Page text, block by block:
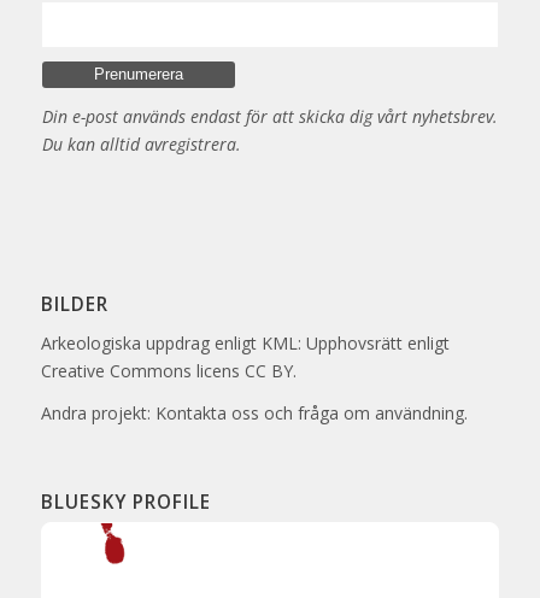
Din e-post används endast för att skicka dig vårt nyhetsbrev.
Du kan alltid avregistrera.
BILDER
Arkeologiska uppdrag enligt KML: Upphovsrätt enligt
Creative Commons licens CC BY.
Andra projekt: Kontakta oss och fråga om användning.
BLUESKY PROFILE